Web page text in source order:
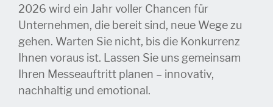
2026 wird ein Jahr voller Chancen für
Unternehmen, die bereit sind, neue Wege zu
gehen. Warten Sie nicht, bis die Konkurrenz
Ihnen voraus ist. Lassen Sie uns gemeinsam
Ihren Messeauftritt planen – innovativ,
nachhaltig und emotional.